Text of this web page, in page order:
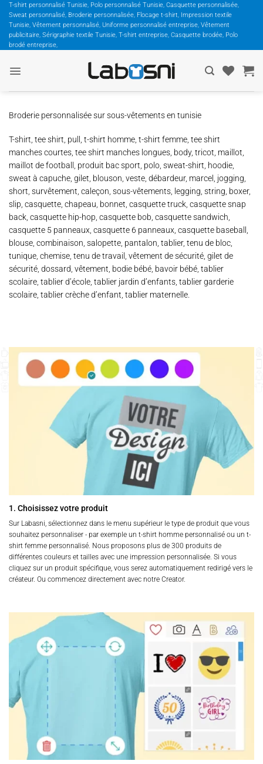
Passer
contenu
T-shirt personnalisé Tunisie, Polo personnalisé Tunisie, Casquette personnalisée,
Sweat personnalisé, Broderie personnalisée, Flocage t-shirt, Impression textile
Tunisie, Vêtement personnalisé, Uniforme personnalisé entreprise, Vêtement
publicitaire, Sérigraphie textile Tunisie, T-shirt entreprise, Casquette brodée, Polo
brodé entreprise,
Broderie personnalisée sur sous-vêtements en tunisie
T-shirt, tee shirt, pull, t-shirt homme, t-shirt femme, tee shirt
manches courtes, tee shirt manches longues, body, tricot, maillot,
maillot de football, produit bac sport, polo, sweat-shirt, hoodie,
sweat à capuche, gilet, blouson, veste, débardeur, marcel, jogging,
short, survêtement, caleçon, sous-vêtements, legging, string, boxer,
slip, casquette, chapeau, bonnet, casquette truck, casquette snap
back, casquette hip-hop, casquette bob, casquette sandwich,
casquette 5 panneaux, casquette 6 panneaux, casquette baseball,
blouse, combinaison, salopette, pantalon, tablier, tenu de bloc,
tunique, chemise, tenu de travail, vêtement de sécurité, gilet de
sécurité, dossard, vêtement, bodie bébé, bavoir bébé, tablier
scolaire, tablier d’école, tablier jardin d’enfants, tablier garderie
scolaire, tablier crèche d’enfant, tablier maternelle.
1. Choisissez votre produit
Sur Labasni, sélectionnez dans le menu supérieur le type de produit que vous
souhaitez personnaliser - par exemple un t-shirt homme personnalisé ou un t-
shirt femme personnalisé. Nous proposons plus de 300 produits de
différentes couleurs et tailles avec une impression personnalisée. Si vous
cliquez sur un produit spécifique, vous serez automatiquement redirigé vers le
créateur. Ou commencez directement avec notre Creator.